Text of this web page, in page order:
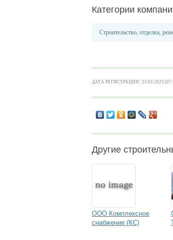
Категории
Строительство, отделка,
ДАТА РЕГИСТРАЦИИ: 23.03.2023
Другие
ООО Комплексное
снабжение (КС)